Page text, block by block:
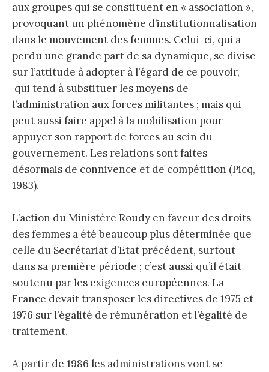
aux groupes qui se constituent en « association »,
provoquant un phénomène d’institutionnalisation
dans le mouvement des femmes. Celui-ci, qui a
perdu une grande part de sa dynamique, se divise
sur l’attitude à adopter à l’égard de ce pouvoir,
qui tend à substituer les moyens de
l’administration aux forces militantes ; mais qui
peut aussi faire appel à la mobilisation pour
appuyer son rapport de forces au sein du
gouvernement. Les relations sont faites
désormais de connivence et de compétition (Picq,
1983).
L’action du Ministère Roudy en faveur des droits
des femmes a été beaucoup plus déterminée que
celle du Secrétariat d’Etat précédent, surtout
dans sa première période ; c’est aussi qu’il était
soutenu par les exigences européennes. La
France devait transposer les directives de 1975 et
1976 sur l’égalité de rémunération et l’égalité de
traitement.
A partir de 1986 les administrations vont se